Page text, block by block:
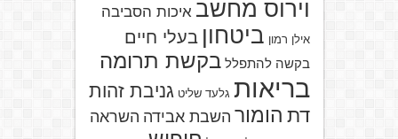
וירוס מחשב איכות הסביבה
אילן רמון ביטחון בעלי חיים
בקשה להתפלל בקשת תרומה
בריאות גלעד שליט גניבת זהות
דת הומור השבת אבידה השראה